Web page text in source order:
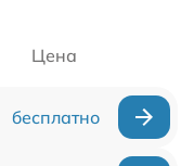
Цена
бесплатно